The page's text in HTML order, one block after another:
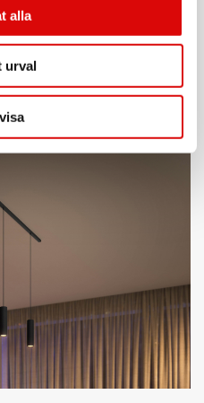
alla
urval